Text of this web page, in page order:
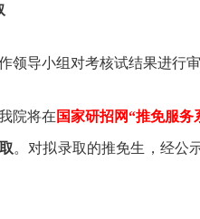
取
领导小组对考核试结果进行
院将在 国家研招网“推免服务
。对拟录取的推免生，经公